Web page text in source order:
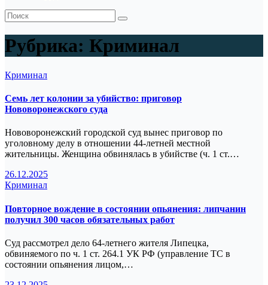
Рубрика: Криминал
Криминал
Семь лет колонии за убийство: приговор
Нововоронежского суда
Нововоронежский городской суд вынес приговор по
уголовному делу в отношении 44‑летней местной
жительницы. Женщина обвинялась в убийстве (ч. 1 ст.…
26.12.2025
Криминал
Повторное вождение в состоянии опьянения: липчанин
получил 300 часов обязательных работ
Суд рассмотрел дело 64‑летнего жителя Липецка,
обвиняемого по ч. 1 ст. 264.1 УК РФ (управление ТС в
состоянии опьянения лицом,…